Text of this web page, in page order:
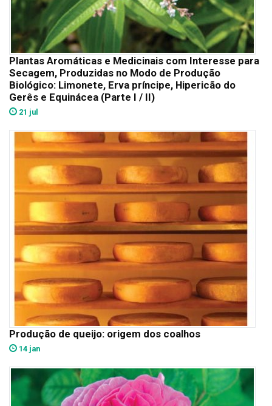
Plantas Aromáticas e Medicinais com Interesse para
Secagem, Produzidas no Modo de Produção
Biológico: Limonete, Erva príncipe, Hipericão do
Gerês e Equinácea (Parte I / II)
21 jul
Produção de queijo: origem dos coalhos
14 jan